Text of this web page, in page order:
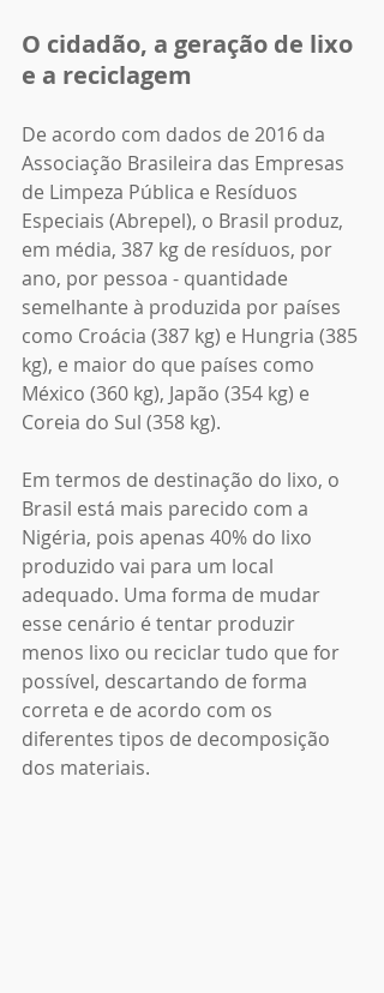
O cidadão, a geração de lixo
e a reciclagem
De acordo com dados de 2016 da
Associação Brasileira das Empresas
de Limpeza Pública e Resíduos
Especiais (Abrepel), o Brasil produz,
em média, 387 kg de resíduos, por
ano, por pessoa - quantidade
semelhante à produzida por países
como Croácia (387 kg) e Hungria (385
kg), e maior do que países como
México (360 kg), Japão (354 kg) e
Coreia do Sul (358 kg).
Em termos de destinação do lixo, o
Brasil está mais parecido com a
Nigéria, pois apenas 40% do lixo
produzido vai para um local
adequado. Uma forma de mudar
esse cenário é tentar produzir
menos lixo ou reciclar tudo que for
possível, descartando de forma
correta e de acordo com os
diferentes tipos de decomposição
dos materiais.